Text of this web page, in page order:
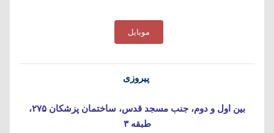
موبایل
پیروزی
بین اول و دوم، جنب مسجد قدس، ساختمان پزشکان ۲۷۵،
طبقه ۳